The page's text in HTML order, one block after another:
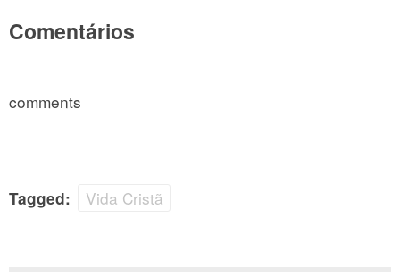
Comentários
comments
Tagged: Vida Cristã